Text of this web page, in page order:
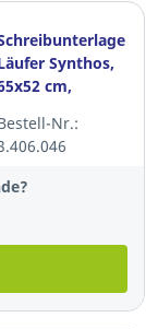
Synthos,
cm,
Nr.: